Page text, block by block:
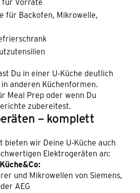
für Backofen, Mikrowelle,
Du in einer U-Küche deutlich
anderen Küchenformen.
Meal Prep oder wenn Du
zubereitest.
– komplett
bieten wir Deine U-Küche auch
Elektrogeräten an:
und Mikrowellen von Siemens,
AEG